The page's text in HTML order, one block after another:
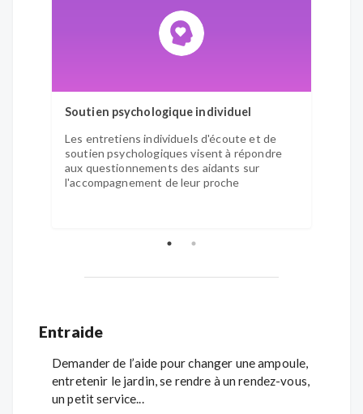
Soutien psychologique individuel
Les entretiens individuels d'écoute et de
soutien psychologiques visent à répondre
aux questionnements des aidants sur
l'accompagnement de leur proche
Entraide
Demander de l’aide pour changer une ampoule,
entretenir le jardin, se rendre à un rendez-vous,
un petit service...